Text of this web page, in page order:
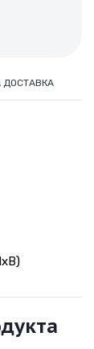
ДОСТАВКА